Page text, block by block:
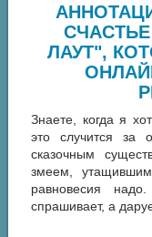
ЛАУТ",
Знаете, когда я
это случится за
сказочным
змеем,
равновесия
спрашивает, а